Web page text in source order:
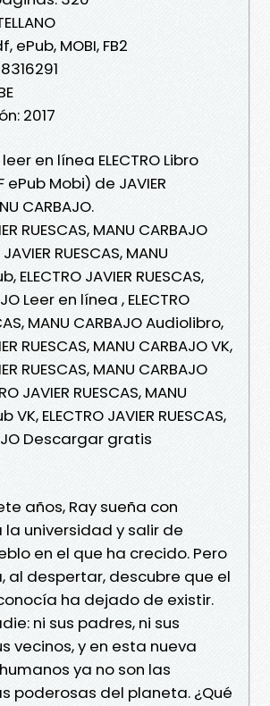
ePub, MOBI, FB2
2017
en línea ELECTRO Libro
Mobi) de JAVIER
CARBAJO.
RUESCAS, MANU CARBAJO
JAVIER RUESCAS, MANU
ELECTRO JAVIER RUESCAS,
Leer en línea , ELECTRO
MANU CARBAJO Audiolibro,
RUESCAS, MANU CARBAJO VK,
RUESCAS, MANU CARBAJO
JAVIER RUESCAS, MANU
VK, ELECTRO JAVIER RUESCAS,
Descargar gratis
años, Ray sueña con
universidad y salir de
en el que ha crecido. Pero
al despertar, descubre que el
ha dejado de existir.
ni sus padres, ni sus
vecinos, y en esta nueva
ya no son las
poderosas del planeta. ¿Qué